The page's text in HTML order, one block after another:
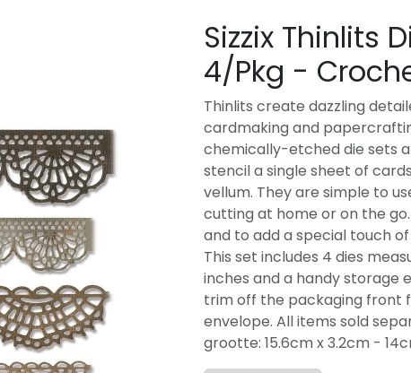
Sizzix Thinlits
4/Pkg -
Thinlits create dazzling
cardmaking and
chemically-etched die sets
stencil a single sheet of
vellum. They are simple to
cutting at home or on the
and to add a special touch
This set includes 4 dies
inches and a handy storage
trim off the packaging front
envelope. All items sold
grootte: 15.6cm x 3.2cm -